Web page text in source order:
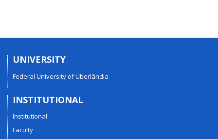
UNIVERSITY
Federal University of Uberlândia
INSTITUTIONAL
Institutional
Faculty